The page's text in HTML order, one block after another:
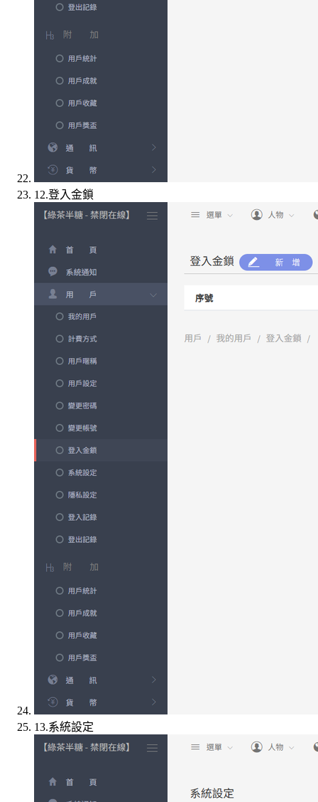
12.登入金鎖
13.系統設定